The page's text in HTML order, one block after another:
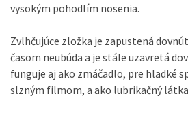
vysokým pohodlím nosenia.
Zvlhčujúce zložka je zapustená
časom neubúda a je stále uzavretá
funguje aj ako zmáčadlo, pre hladké
slzným filmom, a ako lubrikačný